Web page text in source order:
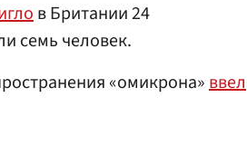
в Британии 24
семь человек.
«омикрона»ввел